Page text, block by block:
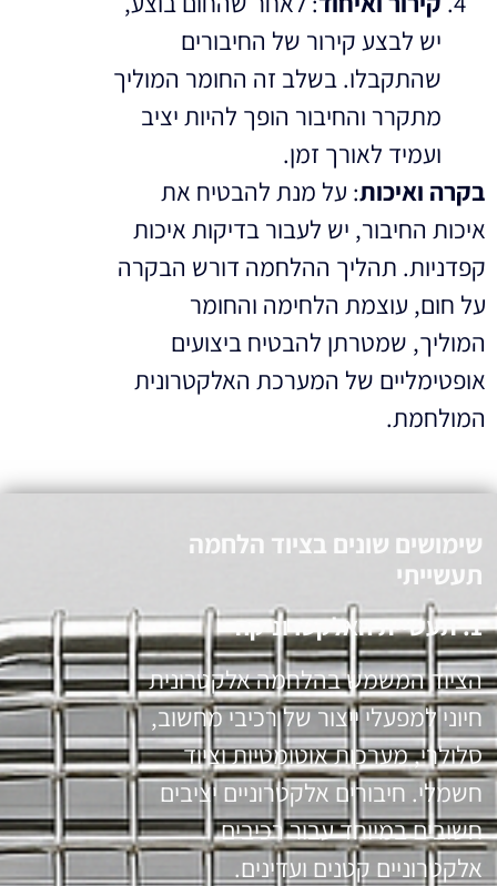
יש לבצע קירור של החיבורים
שהתקבלו. בשלב זה החומר המוליך
מתקרר והחיבור הופך להיות יציב
ועמיד לאורך זמן.
בקרה ואיכות: על מנת להבטיח את
איכות החיבור, יש לעבור בדיקות איכות
קפדניות. תהליך ההלחמה דורש הבקרה
על חום, עוצמת הלחימה והחומר
המוליך, שמטרתן להבטיח ביצועים
אופטימליים של המערכת האלקטרונית
המולחמת.
שימושים שונים בציוד הלחמה
תעשייתי
1. תעשיית האלקטרוניקה
הציוד המשמש בהלחמה אלקטרונית
חיוני למפעלי ייצור של רכיבי מחשוב,
סלולרי, מערכות אוטומטיות וציוד
חשמלי. חיבורים אלקטרוניים יציבים
חשובים במיוחד עבור רכיבים
אלקטרוניים קטנים ועדינים.